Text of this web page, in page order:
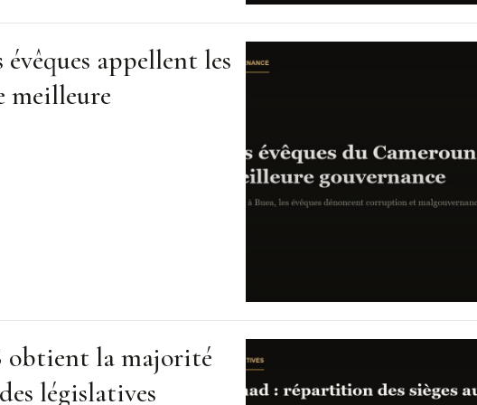
appellent les
meilleure
obtient la majorité
législatives